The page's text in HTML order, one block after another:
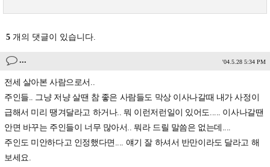
5 개의 댓글이 있습니다.
... '04.5.28 5:34 PM
전세 살아본 사람으로서..
주인들.. 그냥 저냥 살땐 참 좋은 사람들도 막상 이사나갈때 내가 사정이
급해서 미리 땡겨달라고 하거나.. 뭐 이런저런일이 있어도..... 이사나갈땐
안면 바꾸는 주인들이 너무 많아서.. 뭐라 드릴 말씀은 없는데....
주인도 미안하다고 인정했다면.... 얘기 잘 하셔서 반만이라도 달라고 해
보세요.